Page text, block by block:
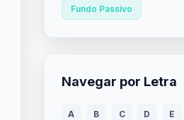
Fundo Passivo
Navegar por Letra
A B C D E